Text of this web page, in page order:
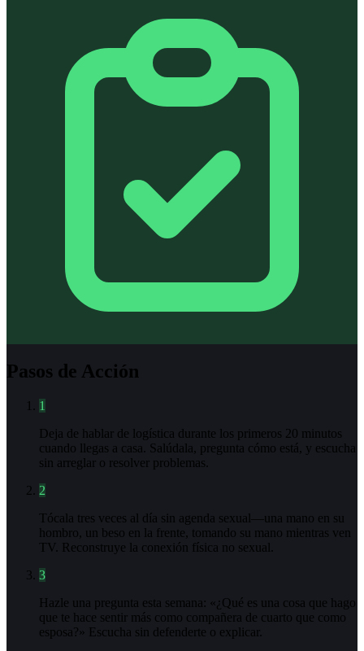
Pasos de Acción
1
Deja de hablar de logística durante los primeros 20 minutos
cuando llegas a casa. Salúdala, pregunta cómo está, y escucha
sin arreglar o resolver problemas.
2
Tócala tres veces al día sin agenda sexual—una mano en su
hombro, un beso en la frente, tomando su mano mientras ven
TV. Reconstruye la conexión física no sexual.
3
Hazle una pregunta esta semana: «¿Qué es una cosa que hago
que te hace sentir más como compañera de cuarto que como
esposa?» Escucha sin defenderte o explicar.